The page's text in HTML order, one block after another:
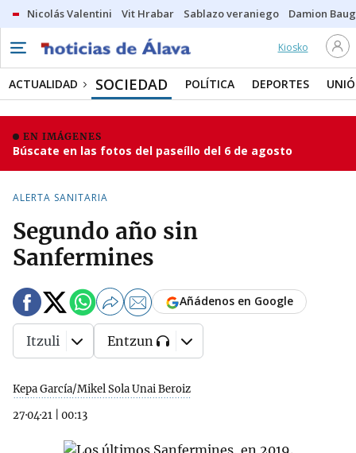
Nicolás Valentini Vit Hrabar Sablazo veraniego Damion
Kiosko
ACTUALIDAD SOCIEDAD POLÍTICA DEPORTES
EN IMÁGENES
Búscate en las fotos del paseíllo del 6 de agosto
ALERTA SANITARIA
Segundo año sin
Sanfermines
Kepa García/Mikel Sola Unai Beroiz
27·04·21
00:13
Añádenos en Google
Itzuli Entzun